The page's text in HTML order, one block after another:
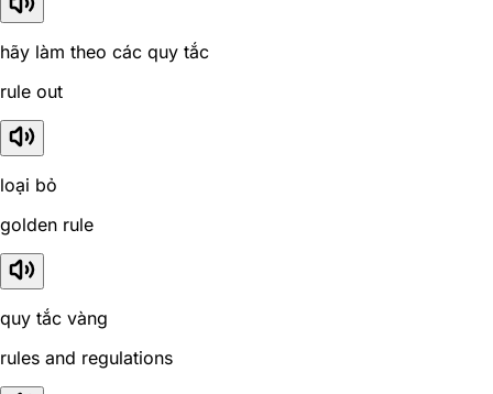
hãy làm theo các quy tắc
rule out
loại bỏ
golden rule
quy tắc vàng
rules and regulations